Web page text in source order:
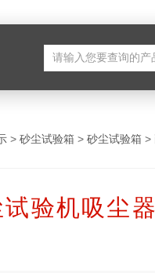
> 砂尘试验箱 > 砂尘试验箱 >
试验机吸尘